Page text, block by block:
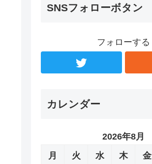
SNSフォローボタン
フォローする
カレンダー
2026年8月
月
火 水 木 金